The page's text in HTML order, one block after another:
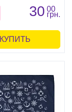
30 00
грн.
КУПИТЬ